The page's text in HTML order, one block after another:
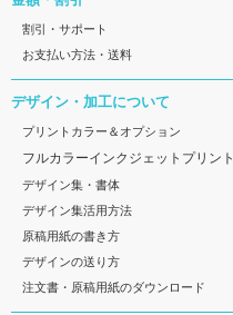
割引・サポート
お支払い方法・送料
デザイン・加工について
プリントカラー＆オプション
フルカラーインクジェットプリント
デザイン集・書体
デザイン集活用方法
原稿用紙の書き方
デザインの送り方
注文書・原稿用紙のダウンロード